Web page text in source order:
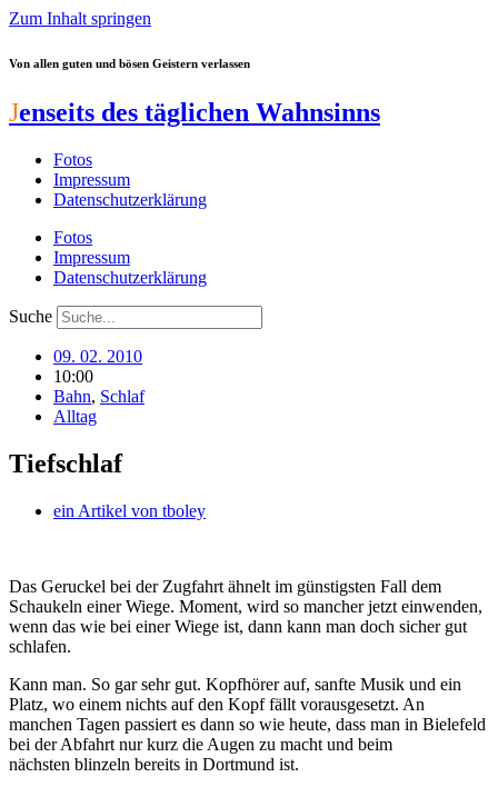
Zum Inhalt springen
Von allen guten und bösen Geistern verlassen
Jenseits des täglichen Wahnsinns
Fotos
Impressum
Datenschutzerklärung
Fotos
Impressum
Datenschutzerklärung
Suche
09. 02. 2010
10:00
Bahn, Schlaf
Alltag
Tiefschlaf
ein Artikel von tboley
Das Geruckel bei der Zugfahrt ähnelt im günstigsten Fall dem
Schaukeln einer Wiege. Moment, wird so mancher jetzt einwenden,
wenn das wie bei einer Wiege ist, dann kann man doch sicher gut
schlafen.
Kann man. So gar sehr gut. Kopfhörer auf, sanfte Musik und ein
Platz, wo einem nichts auf den Kopf fällt vorausgesetzt. An
manchen Tagen passiert es dann so wie heute, dass man in Bielefeld
bei der Abfahrt nur kurz die Augen zu macht und beim
nächsten blinzeln bereits in Dortmund ist.